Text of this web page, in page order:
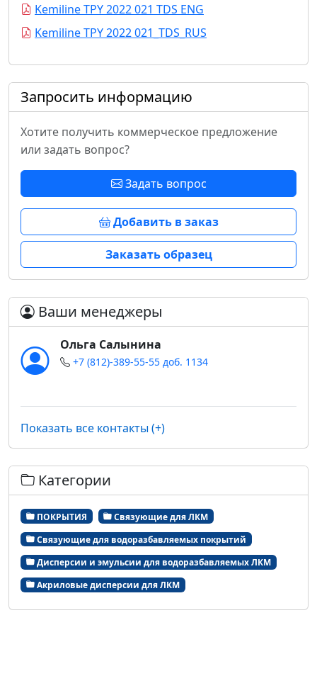
Kemiline TPY 2022 021 TDS ENG
Kemiline TPY 2022 021_TDS_RUS
Запросить информацию
Хотите получить коммерческое предложение
или задать вопрос?
Задать вопрос
Добавить в заказ
Заказать образец
Ваши менеджеры
Ольга Салынина
+7 (812)-389-55-55 доб. 1134
Показать все контакты (+)
Категории
ПОКРЫТИЯ
Связующие для ЛКМ
Связующие для водоразбавляемых покрытий
Дисперсии и эмульсии для водоразбавляемых ЛКМ
Акриловые дисперсии для ЛКМ